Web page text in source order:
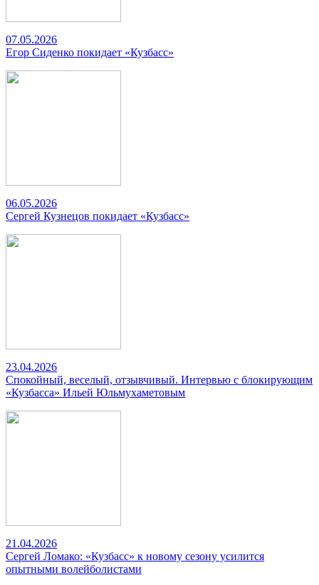
07.05.2026
Егор Сиденко покидает «Кузбасс»
06.05.2026
Сергей Кузнецов покидает «Кузбасс»
23.04.2026
Спокойный, веселый, отзывчивый. Интервью с блокирующим
«Кузбасса» Ильей Юльмухаметовым
21.04.2026
Сергей Ломако: «Кузбасс» к новому сезону усилится
опытными волейболистами